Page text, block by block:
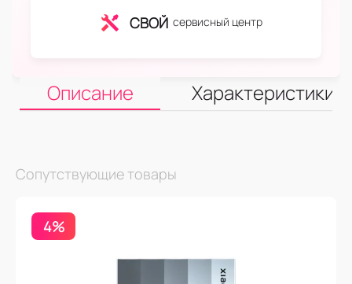
СВОЙ сервисный центр
Описание Характеристики
Сопутствующие товары
4%